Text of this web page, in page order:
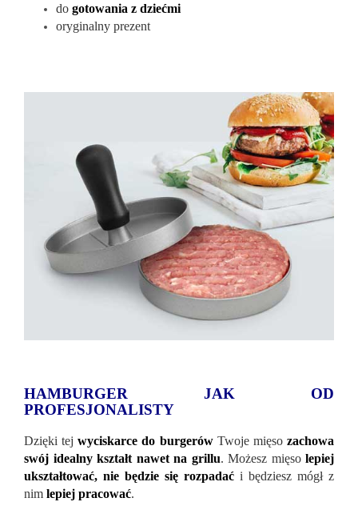
do gotowania z dziećmi
oryginalny prezent
HAMBURGER JAK OD
PROFESJONALISTY
Dzięki tejwyciskarce do burgerówTwoje mięsozachowa
swój idealny kształt nawet na grillu. Możesz mięso lepiej
ukształtować, nie będzie się rozpadać i będziesz mógł z
nim lepiej pracować.